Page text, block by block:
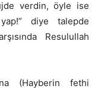
verdin, öyle ise
diye talepde
Resulullah
(Hayberin fethi